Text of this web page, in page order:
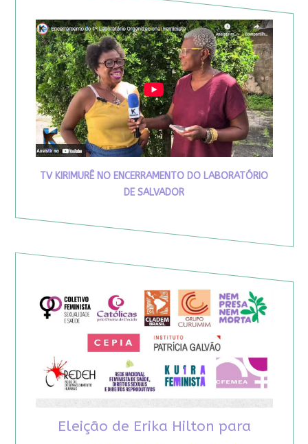
TV KIRIMURÊ NO ENCERRAMENTO DO LABORATÓRIO
DE SALVADOR
Eleição de Erika Hilton para